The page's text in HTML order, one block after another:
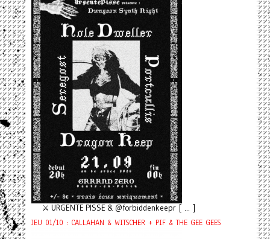
⚔️ URGENTE PISSE & @forbiddenkeepr [ ... ]
JEU 01/10 : CALLAHAN & WITSCHER + PIF & THE GEE GEES